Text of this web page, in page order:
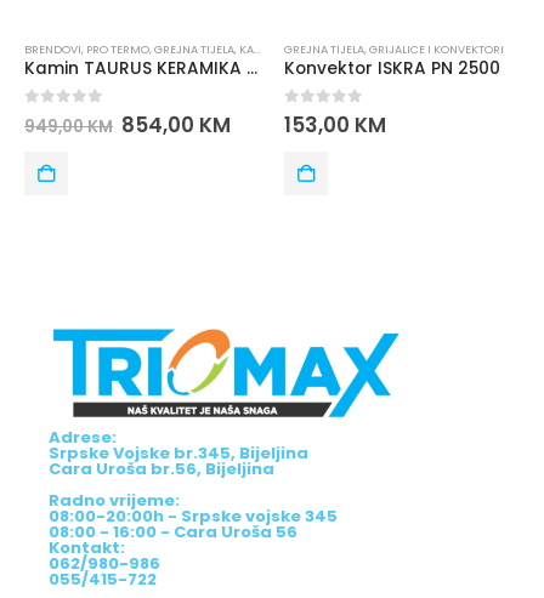
BRENDOVI, PRO TERMO,GREJNA TIJELA, KAMINI I PEĆI
Kamin TAURUS KERAMIKA sa rernom PRO TERMO
out of 5
949,00KM 854,00 KM
GREJNA TIJELA,GRIJALICE I KONVEKTORI
Konvektor ISKRA PN 2500
0out of 5
153,00 KM
Adrese:
Srpske Vojske br.345, Bijeljina
Cara Uroša br.56, Bijeljina
Radno vrijeme:
08:00-20:00h - Srpske vojske 345
08:00 - 16:00 - Cara Uroša 56
Kontakt:
062/980-986
055/415-722